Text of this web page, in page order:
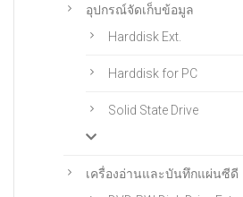
อุปกรณ์จัดเก็บข้อมูล
Harddisk Ext.
Harddisk for PC
Solid State Drive
เครื่องอ่านและบันทึกแผ่นซีดี